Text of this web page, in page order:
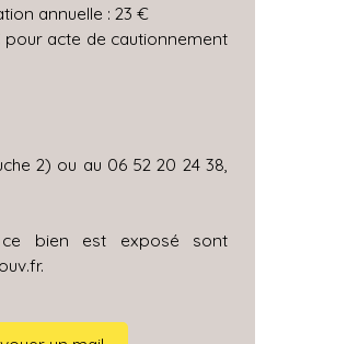
annuelle : 23 €
pour acte de cautionnement
2) ou au 06 52 20 24 38,
ce bien est exposé sont